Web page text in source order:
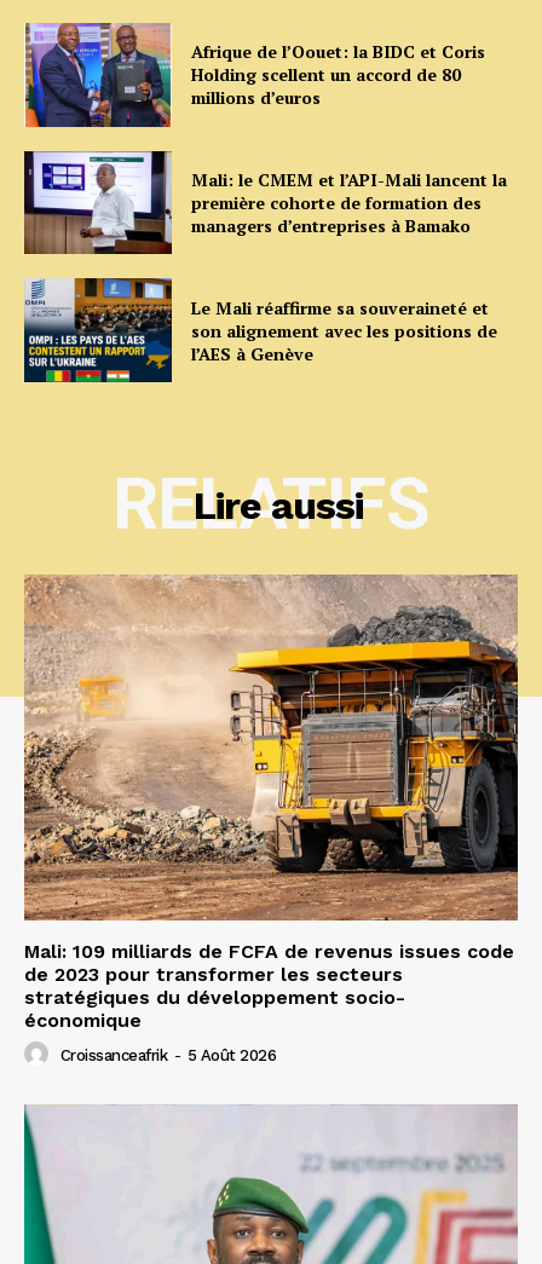
Afrique de l’Oouet: la BIDC et Coris
Holding scellent un accord de 80
millions d’euros
Mali: le CMEM et l’API-Mali lancent la
première cohorte de formation des
managers d’entreprises à Bamako
Le Mali réaffirme sa souveraineté et
son alignement avec les positions de
l’AES à Genève
Lire aussi
RELATIFS
Mali: 109 milliards de FCFA de revenus issues code
de 2023 pour transformer les secteurs
stratégiques du développement socio-
économique
Croissanceafrik - 5 Août 2026